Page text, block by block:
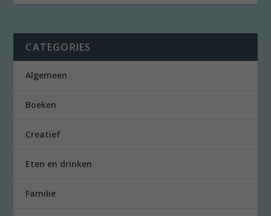
CATEGORIES
Algemeen
Boeken
Creatief
Eten en drinken
Familie